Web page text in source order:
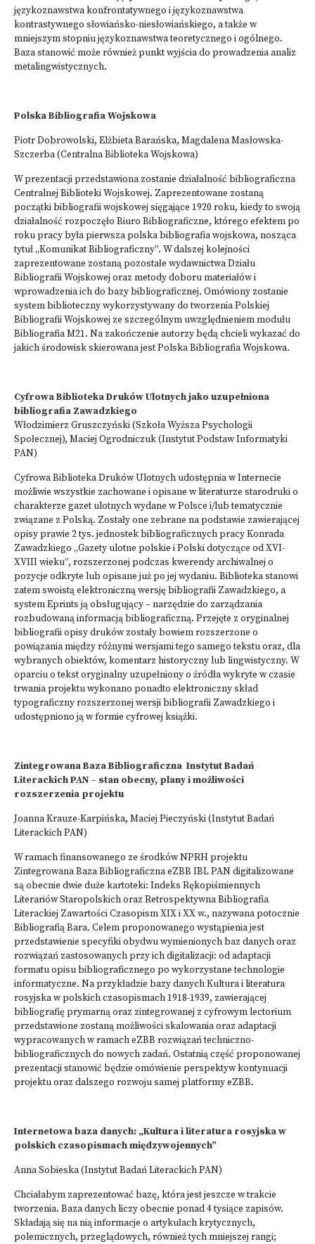
językoznawstwa konfrontatywnego i językoznawstwa
kontrastywnego słowiańsko-niesłowiańskiego, a także w
mniejszym stopniu językoznawstwa teoretycznego i ogólnego.
Baza stanowić może również punkt wyjścia do prowadzenia analiz
metalingwistycznych.
Polska Bibliografia Wojskowa
Piotr Dobrowolski, Elżbieta Barańska, Magdalena Masłowska-
Szczerba (Centralna Biblioteka Wojskowa)
W prezentacji przedstawiona zostanie działalność bibliograficzna
Centralnej Biblioteki Wojskowej. Zaprezentowane zostaną
początki bibliografii wojskowej sięgające 1920 roku, kiedy to swoją
działalność rozpoczęło Biuro Bibliograficzne, którego efektem po
roku pracy była pierwsza polska bibliografia wojskowa, nosząca
tytuł „Komunikat Bibliograficzny”. W dalszej kolejności
zaprezentowane zostaną pozostałe wydawnictwa Działu
Bibliografii Wojskowej oraz metody doboru materiałów i
wprowadzenia ich do bazy bibliograficznej. Omówiony zostanie
system biblioteczny wykorzystywany do tworzenia Polskiej
Bibliografii Wojskowej ze szczególnym uwzględnieniem modułu
Bibliografia M21. Na zakończenie autorzy będą chcieli wykazać do
jakich środowisk skierowana jest Polska Bibliografia Wojskowa.
Cyfrowa Biblioteka Druków Ulotnych jako uzupełniona
bibliografia Zawadzkiego
Włodzimierz Gruszczyński (Szkoła Wyższa Psychologii
Społecznej), Maciej Ogrodniczuk (Instytut Podstaw Informatyki
PAN)
Cyfrowa Biblioteka Druków Ulotnych udostępnia w Internecie
możliwie wszystkie zachowane i opisane w literaturze starodruki o
charakterze gazet ulotnych wydane w Polsce i/lub tematycznie
związane z Polską. Zostały one zebrane na podstawie zawierającej
opisy prawie 2 tys. jednostek bibliograficznych pracy Konrada
Zawadzkiego „Gazety ulotne polskie i Polski dotyczące od XVI-
XVIII wieku”, rozszerzonej podczas kwerendy archiwalnej o
pozycje odkryte lub opisane już po jej wydaniu. Biblioteka stanowi
zatem swoistą elektroniczną wersję bibliografii Zawadzkiego, a
system Eprints ją obsługujący – narzędzie do zarządzania
rozbudowaną informacją bibliograficzną. Przejęte z oryginalnej
bibliografii opisy druków zostały bowiem rozszerzone o
powiązania między różnymi wersjami tego samego tekstu oraz, dla
wybranych obiektów, komentarz historyczny lub lingwistyczny. W
oparciu o tekst oryginalny uzupełniony o źródła wykryte w czasie
trwania projektu wykonano ponadto elektroniczny skład
typograficzny rozszerzonej wersji bibliografii Zawadzkiego i
udostępniono ją w formie cyfrowej książki.
Zintegrowana Baza Bibliograficzna Instytut Badań
Literackich PAN – stan obecny, plany i możliwości
rozszerzenia projektu
Joanna Krauze-Karpińska, Maciej Pieczyński (Instytut Badań
Literackich PAN)
W ramach finansowanego ze środków NPRH projektu
Zintegrowana Baza Bibliograficzna eZBB IBL PAN digitalizowane
są obecnie dwie duże kartoteki: Indeks Rękopiśmiennych
Literariów Staropolskich oraz Retrospektywna Bibliografia
Literackiej Zawartości Czasopism XIX i XX w., nazywana potocznie
Bibliografią Bara. Celem proponowanego wystąpienia jest
przedstawienie specyfiki obydwu wymienionych baz danych oraz
rozwiązań zastosowanych przy ich digitalizacji: od adaptacji
formatu opisu bibliograficznego po wykorzystane technologie
informatyczne. Na przykładzie bazy danych Kultura i literatura
rosyjska w polskich czasopismach 1918-1939, zawierającej
bibliografię prymarną oraz zintegrowanej z cyfrowym lectorium
przedstawione zostaną możliwości skalowania oraz adaptacji
wypracowanych w ramach eZBB rozwiązań techniczno-
bibliograficznych do nowych zadań. Ostatnią część proponowanej
prezentacji stanowić będzie omówienie perspektyw kontynuacji
projektu oraz dalszego rozwoju samej platformy eZBB.
Internetowa baza danych: „Kultura i literatura rosyjska w
polskich czasopismach międzywojennych”
Anna Sobieska (Instytut Badań Literackich PAN)
Chciałabym zaprezentować bazę, która jest jeszcze w trakcie
tworzenia. Baza danych liczy obecnie ponad 4 tysiące zapisów.
Składają się na nią informacje o artykułach krytycznych,
polemicznych, przeglądowych, również tych mniejszej rangi;